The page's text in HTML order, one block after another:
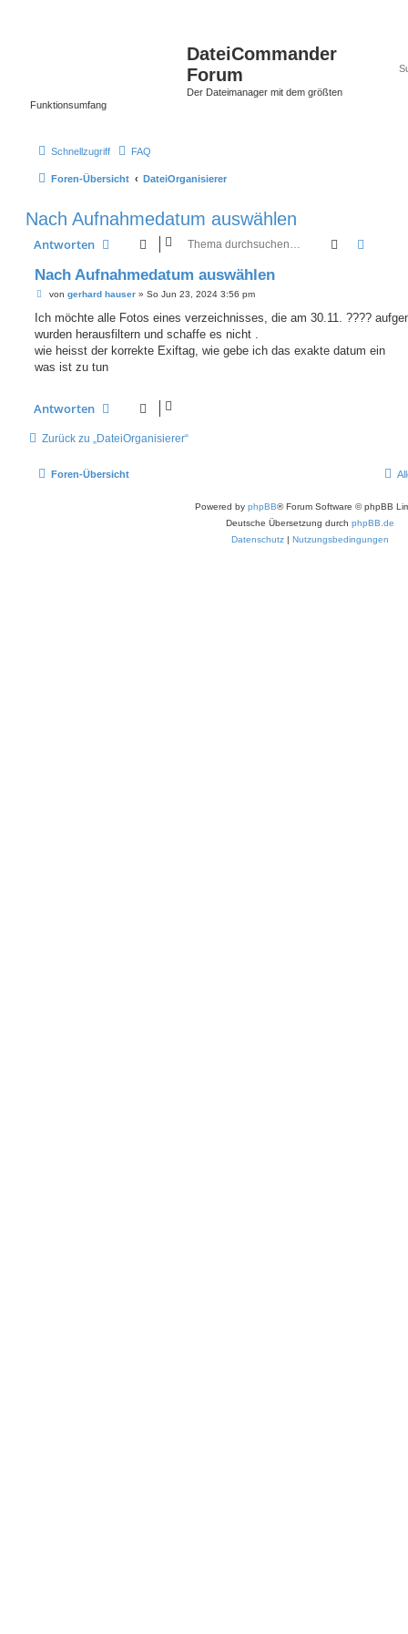
DateiCommander
Forum
Der Dateimanager mit dem größten
Funktionsumfang
Schnellzugriff FAQ
Foren-Übersicht DateiOrganisierer
Nach Aufnahmedatum auswählen
Antworten Suche
Nach Aufnahmedatum auswählen
B
i
r
a
von gerhard hauser» So Jun 23, 2024 3:56 pm
Ich möchte alle Fotos eines verzeichnisses, die am 30.11. ????
wurden herausfiltern und schaffe es nicht .
wie heisst der korrekte Exiftag, wie gebe ich das exakte datum ein
was ist zu tun
Antworten
Zurück zu „DateiOrganisierer“
Foren-Übersicht
Powered by phpBB® Forum Software © phpBB
Deutsche Übersetzung durch phpBB.de
Datenschutz | Nutzungsbedingungen